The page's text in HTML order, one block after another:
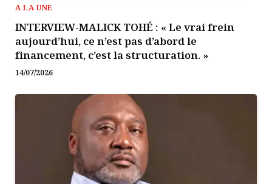
A LA UNE
INTERVIEW-MALICK TOHÉ : « Le vrai frein
aujourd’hui, ce n’est pas d’abord le
financement, c’est la structuration. »
14/07/2026